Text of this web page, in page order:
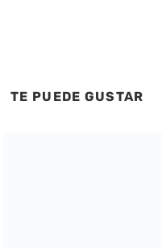
TE PUEDE GUSTAR